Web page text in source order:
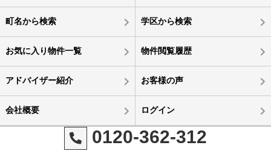
町名から検索 学区から検索
お気に入り物件一覧 物件閲覧履歴
アドバイザー紹介 お客様の声
会社概要 ログイン
0120-362-312